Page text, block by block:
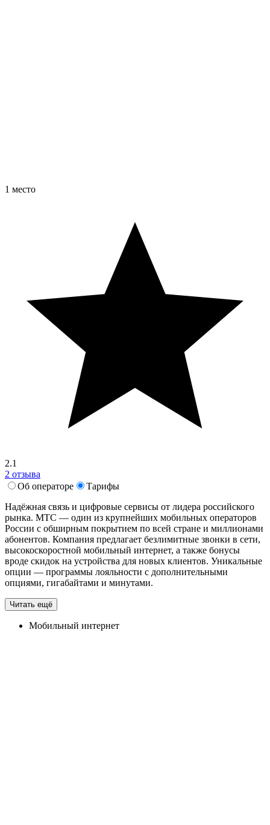
1 место
2.1
2 отзыва
Об операторе
Тарифы
Надёжная связь и цифровые сервисы от лидера российского
рынка. МТС — один из крупнейших мобильных операторов
России с обширным покрытием по всей стране и миллионами
абонентов. Компания предлагает безлимитные звонки в сети,
высокоскоростной мобильный интернет, а также бонусы
вроде скидок на устройства для новых клиентов. Уникальные
опции — программы лояльности с дополнительными
опциями, гигабайтами и минутами.
Читать ещё
Мобильный интернет